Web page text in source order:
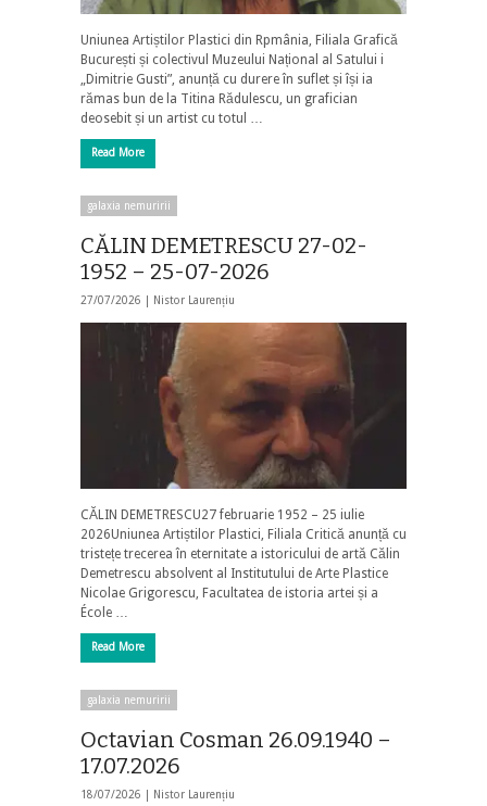
Uniunea Artiștilor Plastici din Rpmânia, Filiala Grafică
București și colectivul Muzeului Național al Satului i
„Dimitrie Gusti”, anunță cu durere în suflet și își ia
rămas bun de la Titina Rădulescu, un grafician
deosebit și un artist cu totul …
Read More
galaxia nemuririi
CĂLIN DEMETRESCU 27-02-
1952 – 25-07-2026
27/07/2026 | Nistor Laurențiu
CĂLIN DEMETRESCU27 februarie 1952 – 25 iulie
2026Uniunea Artiștilor Plastici, Filiala Critică anunță cu
tristețe trecerea în eternitate a istoricului de artă Călin
Demetrescu absolvent al Institutului de Arte Plastice
Nicolae Grigorescu, Facultatea de istoria artei și a
École …
Read More
galaxia nemuririi
Octavian Cosman 26.09.1940 –
17.07.2026
18/07/2026 | Nistor Laurențiu